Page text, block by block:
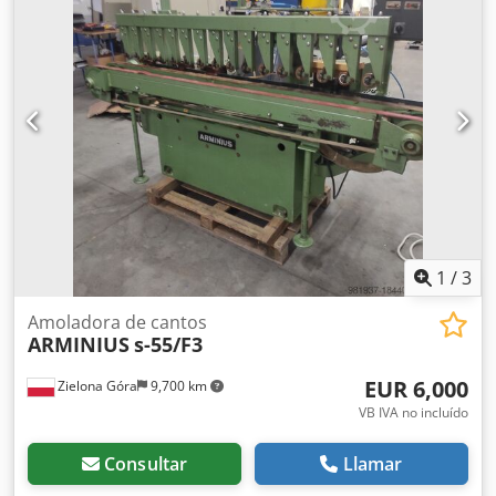
1 /3
Zielona Góra 9,700 km
Amoladora de cantos
ARMINIUSs-55/F3
EUR 6,000
VB IVA no incluído
Consultar Llamar